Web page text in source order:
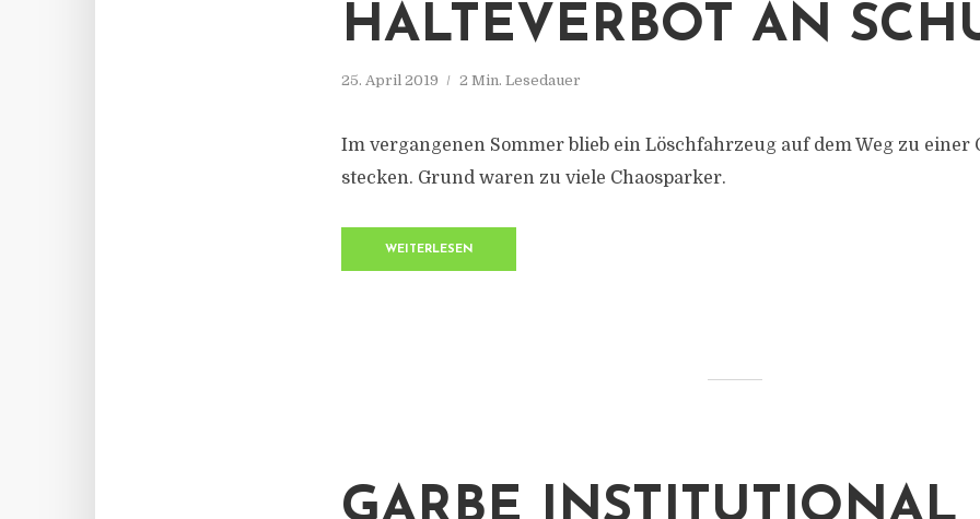
HALTEVERBOT AN
25. April 2019 2 Min. Lesedauer
Im vergangenen Sommer blieb ein Löschfahrzeug auf dem Weg zu einer
stecken. Grund waren zu viele Chaosparker.
WEITERLESEN